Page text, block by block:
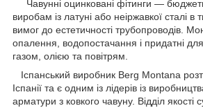
Чавунні оцинковані фітинги —
виробам із латуні або неіржавкої сталі
вимог до естетичності трубопроводів.
опалення, водопостачання і придатні
газом, олією та повітрям.
Іспанський виробник Berg Montana
Іспанії та є одним із лідерів із
арматури з ковкого чавуну. Відділ якості